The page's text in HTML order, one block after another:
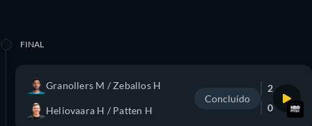
FINAL
Granollers M / Zeballos H
Heliovaara H / Patten H
Concluído
2
0